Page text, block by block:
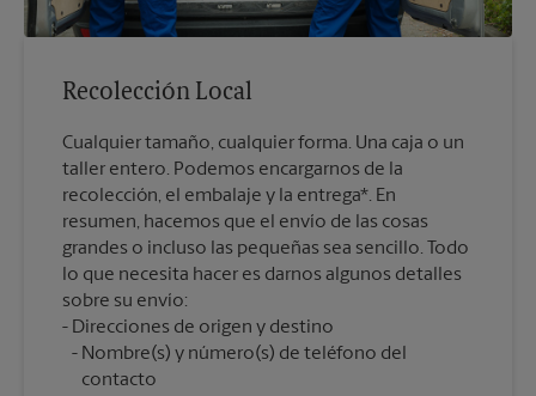
Recolección Local
Cualquier tamaño, cualquier forma. Una caja o un
taller entero. Podemos encargarnos de la
recolección, el embalaje y la entrega*. En
resumen, hacemos que el envío de las cosas
grandes o incluso las pequeñas sea sencillo. Todo
lo que necesita hacer es darnos algunos detalles
sobre su envío:
Nombre(s) y número(s) de teléfono del
contacto